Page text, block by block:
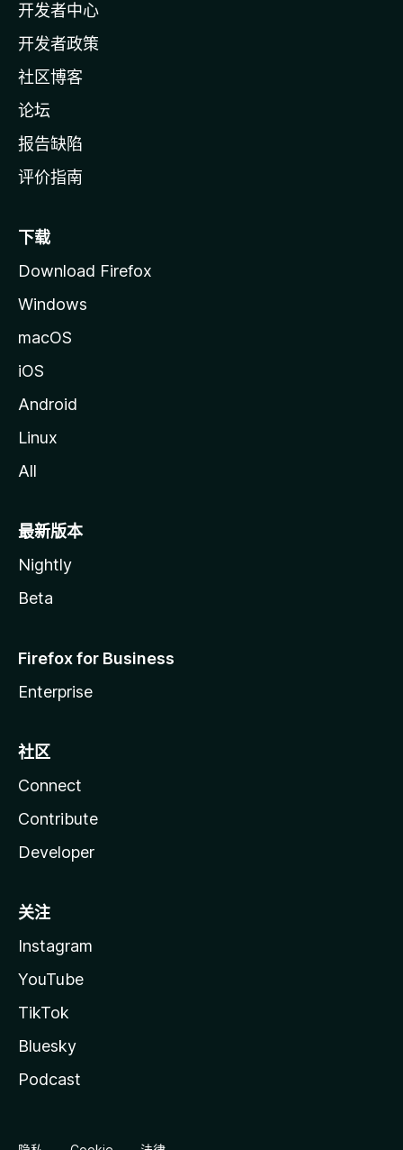
主
页
开发者中心
开发者政策
社区博客
论坛
报告缺陷
评价指南
下载
Download Firefox
Windows
macOS
iOS
Android
Linux
All
最新版本
Nightly
Beta
Firefox for Business
Enterprise
社区
Connect
Contribute
Developer
关注
Instagram
YouTube
TikTok
Bluesky
Podcast